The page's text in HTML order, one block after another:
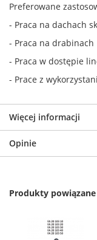
Preferowane
- Praca na dachach
- Praca na drabinach
- Praca w dostępie
- Prace z
Więcej informacji
Opinie
Produkty powiązane